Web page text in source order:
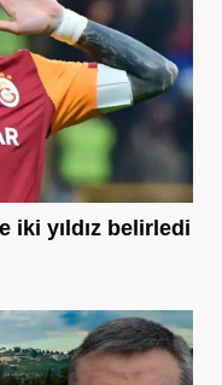
iki yıldız belirledi